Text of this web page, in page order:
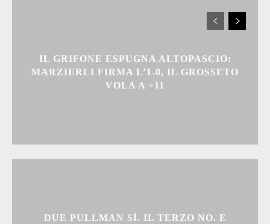
IL GRIFONE ESPUGNA ALTOPASCIO:
MARZIERLI FIRMA L’1-0, IL GROSSETO
VOLA A +11
DUE PULLMAN SÌ. IL TERZO NO. E